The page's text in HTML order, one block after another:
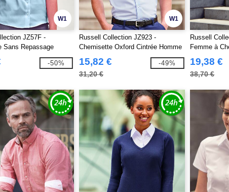
W1
JZ57F -
Sans Repassage
-50%
W1
Russell Collection JZ923 -
Chemisette Oxford Cintrée Homme
15,82 €
31,20 €
-49%
Russell
Femme à
19,38 €
38,70 €